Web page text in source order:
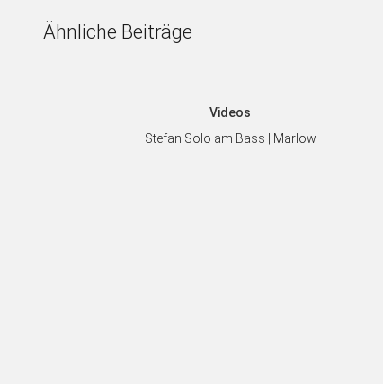
Ähnliche Beiträge
Videos
Stefan Solo am Bass | Marlow